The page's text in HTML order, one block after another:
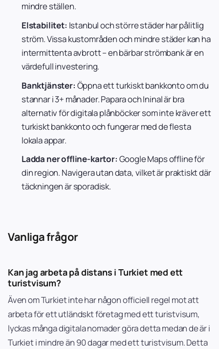
mindre ställen.
Elstabilitet: Istanbul och större städer har pålitlig
ström. Vissa kustområden och mindre städer kan ha
intermittenta avbrott – en bärbar strömbank är en
värdefull investering.
Banktjänster: Öppna ett turkiskt bankkonto om du
stannar i 3+ månader. Papara och Ininal är bra
alternativ för digitala plånböcker som inte kräver ett
turkiskt bankkonto och fungerar med de flesta
lokala appar.
Ladda ner offline-kartor: Google Maps offline för
din region. Navigera utan data, vilket är praktiskt där
täckningen är sporadisk.
Vanliga frågor
Kan jag arbeta på distans i Turkiet med ett
turistvisum?
Även om Turkiet inte har någon officiell regel mot att
arbeta för ett utländskt företag med ett turistvisum,
lyckas många digitala nomader göra detta medan de är i
Turkiet i mindre än 90 dagar med ett turistvisum. Detta